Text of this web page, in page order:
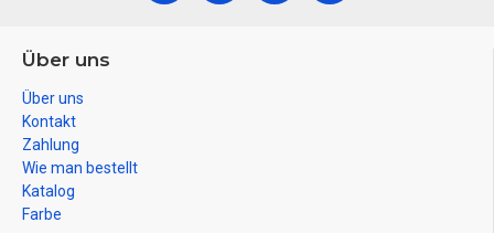
Über uns
Über uns
Kontakt
Zahlung
Wie man bestellt
Katalog
Farbe